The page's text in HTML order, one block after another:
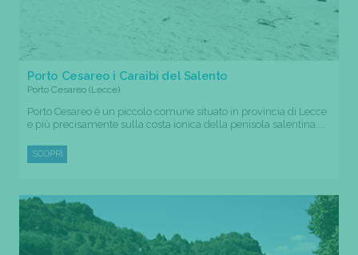
Porto Cesareo i Caraibi del Salento
Porto Cesareo (Lecce)
Porto Cesareo è un piccolo comune situato in provincia di Lecce
e più precisamente sulla costa ionica della penisola salentina....
SCOPRI